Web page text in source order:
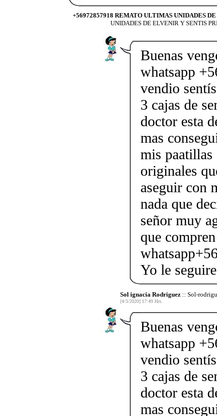
+56972857918 REMATO ULTIMAS UNIDADES
UNIDADES DE ELVENIR Y SENTIS
Buenas
whatsapp
vendio
3 cajas de
doctor esta
mas
mis paatillas
originales
aseguir con
nada que
señor muy
que
Yo le
Sol ignacia Rodriguez:: Sol-
[4/3/2020] 17:49 Hrs.
Buenas
whatsapp
vendio
3 cajas de
doctor esta
mas